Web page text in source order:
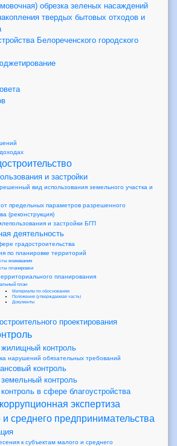
обрезка зеленых насаждений
твердых бытовых отходов и
Белореченского городского
и застройки
вид использования земельного участка и
предельных параметров разрешенного
(реконструкция)
и застройки БГП
деятельность
градостроительства
по планировке территорий
межевания
планировки
планирования
план
Материалы по обоснованию
Положения (утверждаемая часть)
Документы
проектирования
контроль
нарушений обязательных требований
контроль
контроль
в сфере благоустройства
экспертиза
среднего предпринимательства
к субъектам малого и среднего